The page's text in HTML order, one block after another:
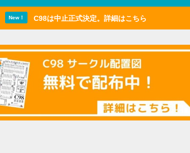
New！ C98は中止正式決定。詳細はこちら